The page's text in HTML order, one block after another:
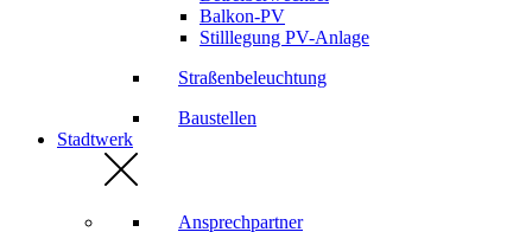
Balkon-PV
Stilllegung PV-Anlage
Straßenbeleuchtung
Baustellen
Stadtwerk
Ansprechpartner